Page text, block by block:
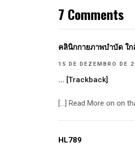
7 Comments
คลินิกกายภาพบำบัด ใ
15 DE DEZEMBRO DE
… [Trackback]
[…] Read More on on
HL789